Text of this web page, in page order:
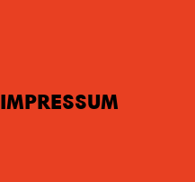
IMPRESSUM